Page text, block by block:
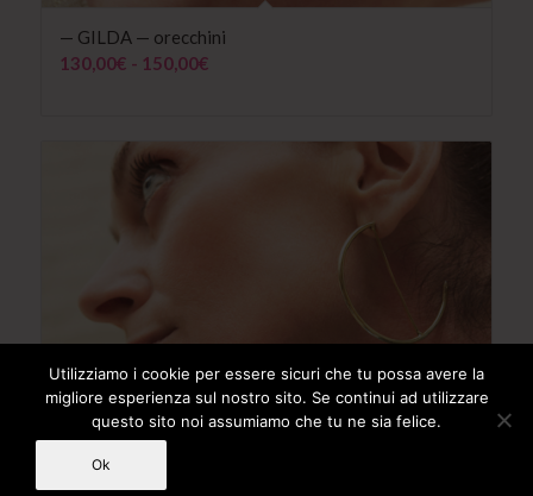
— GILDA — orecchini
130,00€ - 150,00€Fascia
Utilizziamo i cookie per essere sicuri che tu possa avere la
migliore esperienza sul nostro sito. Se continui ad utilizzare
questo sito noi assumiamo che tu ne sia felice.
Ok